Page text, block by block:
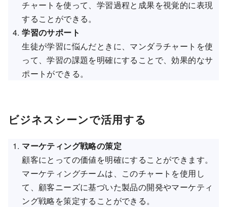
チャートを使って、学習過程と成果を視覚的に表現
することができる。
学習のサポート
生徒が学習に悩んだときに、マンダラチャートを使
って、学習の課題を明確にすることで、効果的なサ
ポートができる。
ビジネスシーンで活用する
マーケティング戦略の策定
顧客にとっての価値を明確にすることができます。
マーケティングチームは、このチャートを使用し
て、顧客ニーズに基づいた製品の開発やマーケティ
ング戦略を策定することができる。